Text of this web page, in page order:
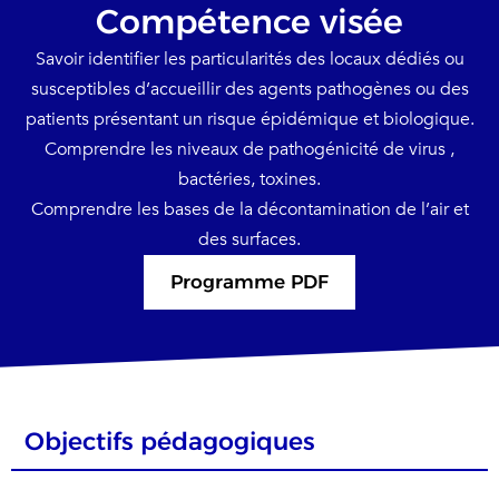
Compétence visée
Savoir identifier les particularités des locaux dédiés ou
susceptibles d’accueillir des agents pathogènes ou des
patients présentant un risque épidémique et biologique.
Comprendre les niveaux de pathogénicité de virus ,
bactéries, toxines.
Comprendre les bases de la décontamination de l’air et
des surfaces.
Programme PDF
Objectifs pédagogiques